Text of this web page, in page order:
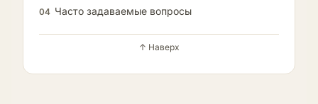
04 Часто задаваемые вопросы
↑ Наверх